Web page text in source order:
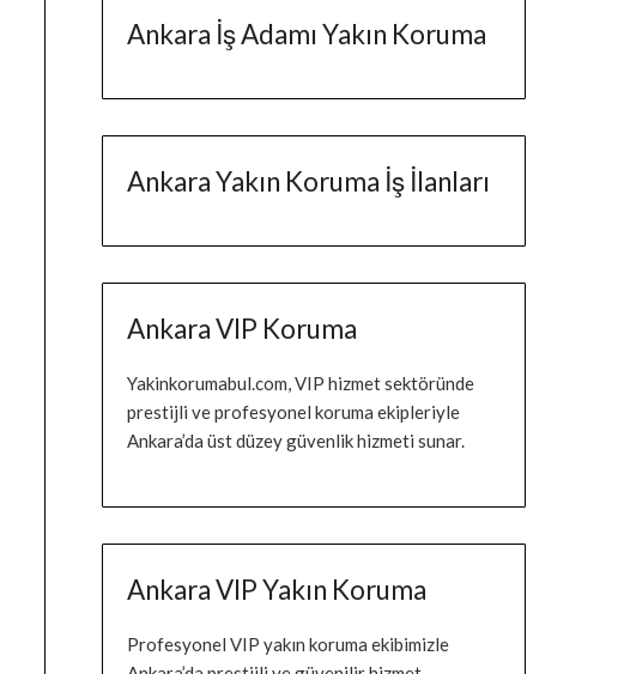
Ankara İş Adamı Yakın Koruma
Ankara Yakın Koruma İş İlanları
Ankara VIP Koruma
Yakinkorumabul.com, VIP hizmet sektöründe
prestijli ve profesyonel koruma ekipleriyle
Ankara’da üst düzey güvenlik hizmeti sunar.
Ankara VIP Yakın Koruma
Profesyonel VIP yakın koruma ekibimizle